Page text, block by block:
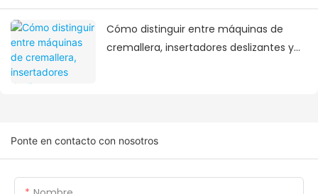
Cómo distinguir entre máquinas de
cremallera, insertadores deslizantes y
Ponte en contacto con nosotros